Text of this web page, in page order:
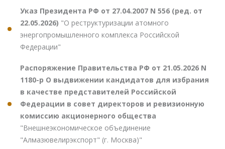
Указ Президента РФ от 27.04.2007 N 556 (ред. от
22.05.2026) "О реструктуризации атомного
энергопромышленного комплекса Российской
Федерации"
Распоряжение Правительства РФ от 21.05.2026 N
1180-р О выдвижении кандидатов для избрания
в качестве представителей Российской
Федерации в совет директоров и ревизионную
комиссию акционерного общества
"Внешнеэкономическое объединение
"Алмазювелирэкспорт" (г. Москва)"